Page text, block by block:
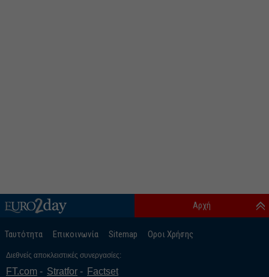
Ταυτότητα Επικοινωνία Sitemap Οροι Χρήσης
Αρχή
Διεθνείς αποκλειστικές συνεργασίες:
FT.com Stratfor Factset